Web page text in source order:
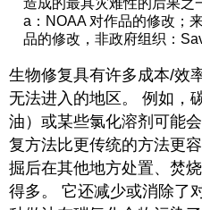
a：NOAA 对作品的修改；
品的修改，非政府组织：
生物修复具有许多成本/效
无法进入的地区。 例如，
油）或某些氯化溶剂可能
复方法比更传统的方法更
掘后在其他地方处置、焚
得多。 它还减少或消除了